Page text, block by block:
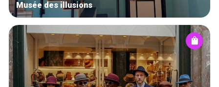
Musée des illusions